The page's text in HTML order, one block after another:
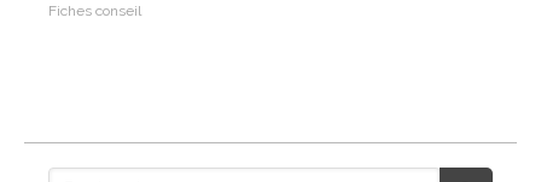
Fiches conseil